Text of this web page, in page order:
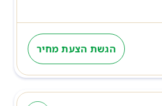
הגשת הצעת מחיר